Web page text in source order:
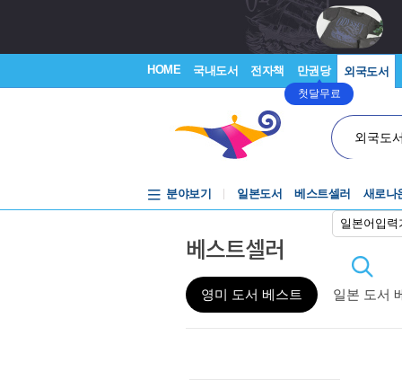
HOME 국내도서 전자책 만권당
첫달무료
외국도서
외국도
일본어입력
분야보기 일본도서 베스트셀러 새로나
베스트셀러
영미 도서 베스트 일본 도서